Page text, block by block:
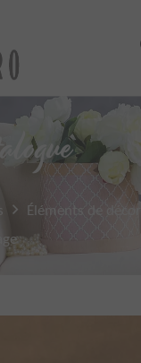
Éléments de décors